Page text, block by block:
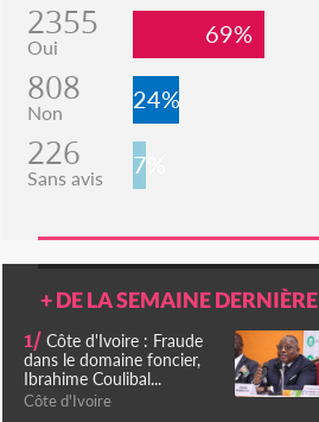
2355
Oui 69%
808
Non 24%
226
Sans avis 7%
+ DE LA SEMAINE DERNIÈRE
1/ Côte d'Ivoire : Fraude
dans le domaine foncier,
Ibrahime Coulibal...
Côte d'Ivoire